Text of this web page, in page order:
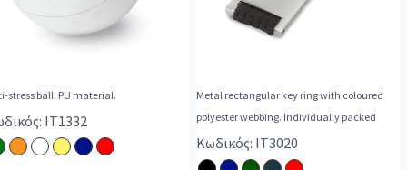
stress ball. PU material.
IT1332
Metal rectangular key ring with coloured
polyester webbing. Individually packed
Κωδικός: IT3020